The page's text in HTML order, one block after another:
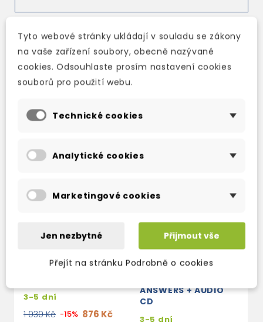
TAKÉ DOPORUČUJEME
PROFICIENCY
SECOND EDITION
3-5 dní
1 030 Kč -15% 876 Kč
OBJECTIVE
PROFICIENCY
SECOND EDITION
ANSWERS + AUDIO
CD
3-5 dní
Tyto webové stránky ukládají v souladu se zákony
na vaše zařízení soubory, obecně nazývané
cookies. Odsouhlaste prosím nastavení cookies
souborů pro použití webu.
Technické cookies
Analytické cookies
Marketingové cookies
Jen nezbytné Přijmout vše
Přejít na stránku Podrobně o cookies